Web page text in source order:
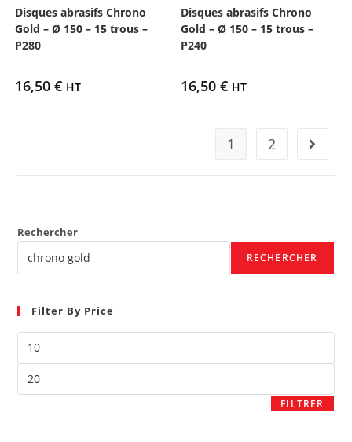
Disques abrasifs Chrono
Gold – Ø 150 – 15 trous –
P280
16,50 € HT
Disques abrasifs Chrono
Gold – Ø 150 – 15 trous –
P240
16,50€ HT
1 2
Rechercher
RECHERCHER
Filter By Price
FILTRER